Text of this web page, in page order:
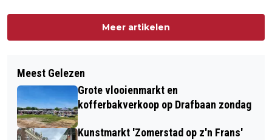
Meer artikelen
Meest Gelezen
Grote vlooienmarkt en
kofferbakverkoop op Drafbaan zondag
Kunstmarkt 'Zomerstad op z'n Frans'